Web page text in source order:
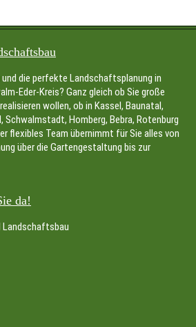
und die perfekte Landschaftsplanung in
Eder-Kreis? Ganz gleich ob Sie große
wollen, ob in Kassel, Baunatal,
Schwalmstadt, Homberg, Bebra, Rotenburg
flexibles Team übernimmt für Sie alles von
über die Gartengestaltung bis zur
da!
Landschaftsbau